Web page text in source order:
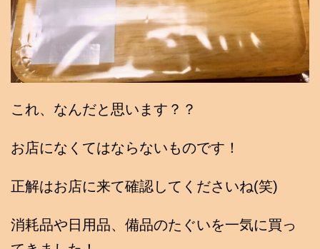
これ、なんだと思います？？
お店になくてはならないものです！
正解はお店に来て確認してくださいね(笑)
消耗品や日用品、備品のたぐいを一気に買っ